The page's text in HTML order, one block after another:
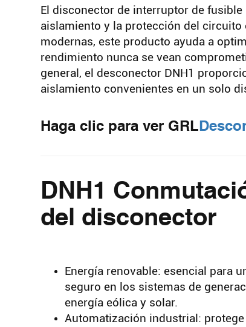
El disconector de interruptor de fusible
aislamiento y la protección del
modernas, este producto ayuda a
rendimiento nunca se vean
general, el desconector DNH1
aislamiento convenientes en un solo
Haga clic para ver GRL
DNH1
del disconector
Energía renovable: esencial para
seguro en los sistemas de
energía eólica y solar.
Automatización industrial: